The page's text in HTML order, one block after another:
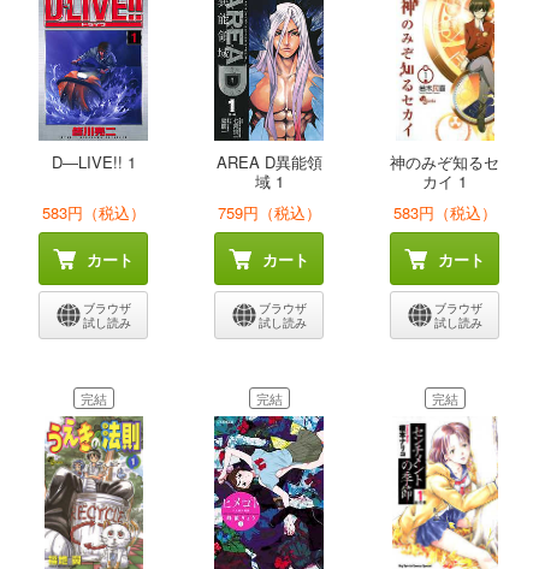
D―LIVE!! 1
583円（税込）
カート
ブラウザ
試し読み
AREA D異能領
域 1
759円（税込）
カート
ブラウザ
試し読み
神のみぞ知るセ
カイ 1
583円（税込）
カート
ブラウザ
試し読み
完結 完結 完結